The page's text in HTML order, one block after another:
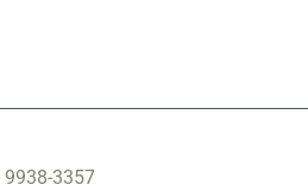
9938-3357